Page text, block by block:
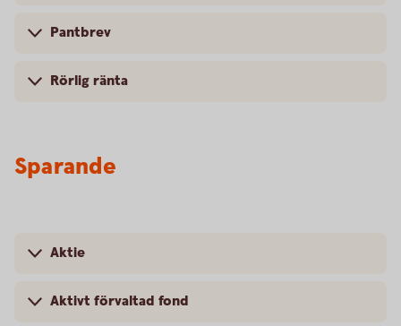
Pantbrev
Rörlig ränta
Sparande
Aktie
Aktivt förvaltad fond